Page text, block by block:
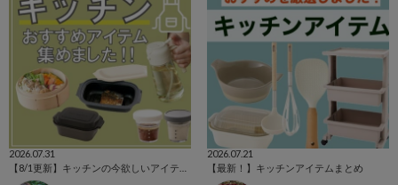
2026.07.31
2026.07.21
【最新！】キッチンアイテムまとめ